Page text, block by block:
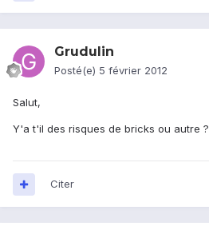
Grudulin
Posté(e) 5 février 2012
Salut,
Y'a t'il des risques de bricks ou autre ?
Citer